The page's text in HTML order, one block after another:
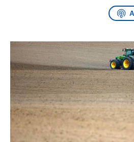
Wahlprogramme, aktuelle Berichte
Wahl.
Audio-Archiv